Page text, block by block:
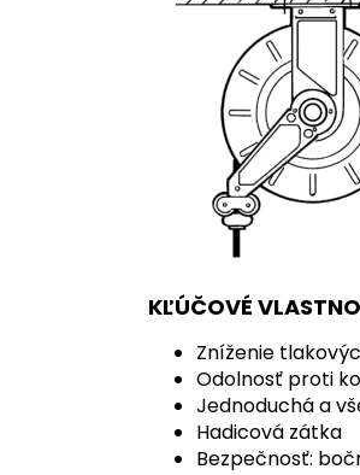
KĽÚČOVÉ
Zníženie
Odolnosť proti
Jednoduchá a
Hadicová zátka
Bezpečnosť: